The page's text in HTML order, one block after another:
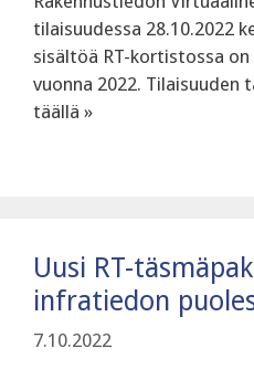
tilaisuudessa 28.10.2022
sisältöä RT-kortistossa
vuonna 2022. Tilaisuuden
täällä »
Uusi RT-
infratiedon
7.10.2022